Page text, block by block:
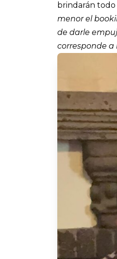
brindarán todo
menor el
de darle
corresponde a